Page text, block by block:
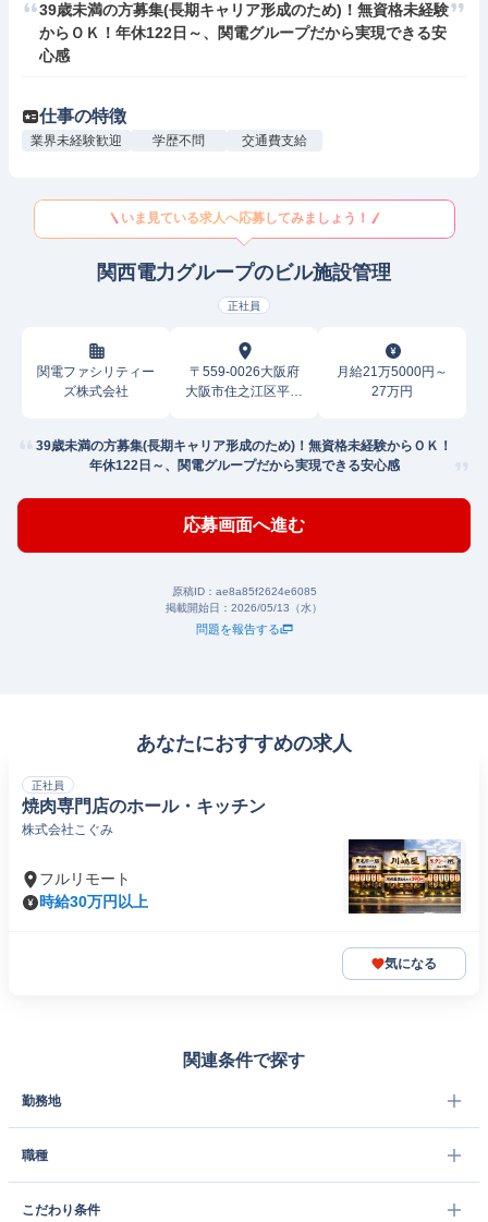
39歳未満の方募集(長期キャリア形成のため)！無資格未経験
からＯＫ！年休122日～、関電グループだから実現できる安
心感
仕事の特徴
業界未経験歓迎 学歴不問 交通費支給
いま見ている求人へ応募してみましょう！
関西電力グループのビル施設管理
正社員
関電ファシリティー
ズ株式会社
〒559-0026大阪府
大阪市住之江区平林
月給21万5000円～
27万円
39歳未満の方募集(長期キャリア形成のため)！無資格未経験からＯＫ！
年休122日～、関電グループだから実現できる安心感
応募画面へ進む
原稿ID： ae8a85f2624e6085
掲載開始日： 2026/05/13（水）
問題を報告する
あなたにおすすめの求人
正社員
焼肉専門店のホール・キッチン
株式会社こぐみ
フルリモート
時給30万円以上
気になる
関連条件で探す
勤務地
職種
こだわり条件